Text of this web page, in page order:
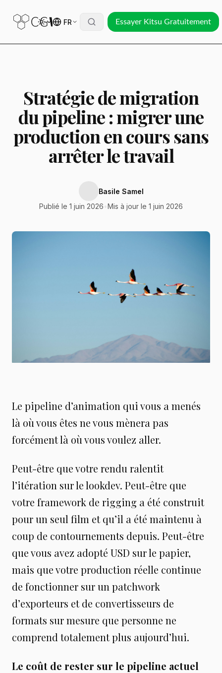
FR Essayer Kitsu Gratuitement
Stratégie de migration
du pipeline : migrer une
production en cours sans
arrêter le travail
Basile Samel
Publié le 1 juin 2026 Mis à jour le 1 juin 2026
Le pipeline d’animation qui vous a menés
là où vous êtes ne vous mènera pas
forcément là où vous voulez aller.
Peut-être que votre rendu ralentit
l’itération sur le lookdev. Peut-être que
votre framework de rigging a été construit
pour un seul film et qu’il a été maintenu à
coup de contournements depuis. Peut-être
que vous avez adopté USD sur le papier,
mais que votre production réelle continue
de fonctionner sur un patchwork
d’exporteurs et de convertisseurs de
formats sur mesure que personne ne
comprend totalement plus aujourd’hui.
Le coût de rester sur le pipeline actuel